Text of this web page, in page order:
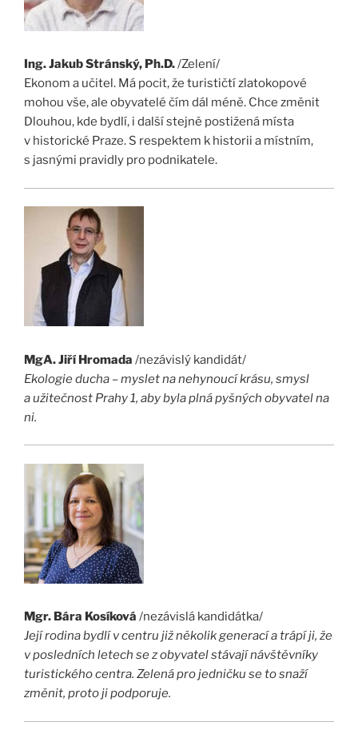
Ing. Jakub Stránský, Ph.D./Zelení/
Ekonom a učitel. Má pocit, že turističtí zlatokopové
mohou vše, ale obyvatelé čím dál méně. Chce změnit
Dlouhou, kde bydlí, i další stejně postižená místa
v historické Praze. S respektem k historii a místním,
s jasnými pravidly pro podnikatele.
MgA. Jiří Hromada /nezávislý kandidát/
Ekologie ducha – myslet na nehynoucí krásu, smysl
a užitečnost Prahy 1, aby byla plná pyšných obyvatel na
ni.
Mgr. Bára Kosíková /nezávislá kandidátka/
Její rodina bydlí v centru již několik generací a trápí ji, že
v posledních letech se z obyvatel stávají návštěvníky
turistického centra. Zelená pro jedničku se to snaží
změnit, proto ji podporuje.